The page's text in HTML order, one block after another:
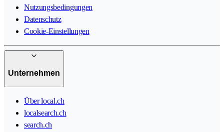
Nutzungsbedingungen
Datenschutz
Cookie-Einstellungen
Unternehmen
Über local.ch
localsearch.ch
search.ch